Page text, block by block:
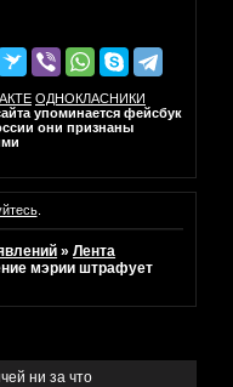
ОДНОКЛАСНИКИ
упоминается фейсбук
они признаны
.
»Лента
мэрии штрафует
ни за что